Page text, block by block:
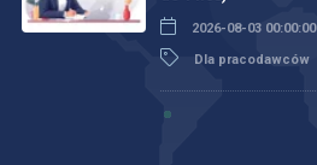
2026-08-03 00:00:00
Dla pracodawców